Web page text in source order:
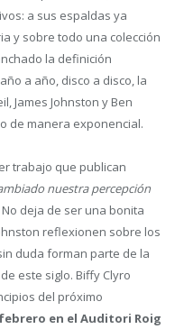
a sus espaldas ya
y sobre todo una colección
la definición
a año, disco a disco, la
James Johnston y Ben
de manera exponencial.
trabajo que publican
nuestra percepción
No deja de ser una bonita
reflexionen sobre los
duda forman parte de la
este siglo. Biffy Clyro
del próximo
en el Auditori Roig